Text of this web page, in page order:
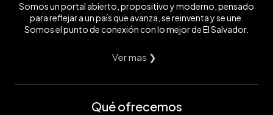
Somos un portal abierto, propositivo y moderno, pensado
para reflejar a un país que avanza, se reinventa y se une.
Somos el punto de conexión con lo mejor de El Salvador.
Ver mas ❯
Qué ofrecemos